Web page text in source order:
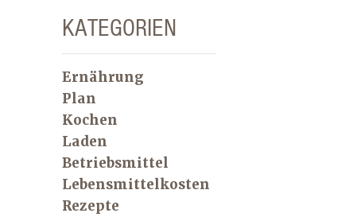
KATEGORIEN
Ernährung
Plan
Kochen
Laden
Betriebsmittel
Lebensmittelkosten
Rezepte